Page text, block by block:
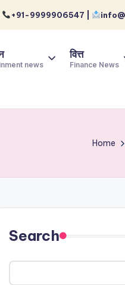
+91-9999906547 |
news
वित्त
Finance News
Home
Search